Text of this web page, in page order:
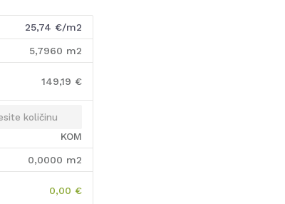
25,74 €/m2
5,7960 m2
149,19 €
KOM
0,0000 m2
0,00 €